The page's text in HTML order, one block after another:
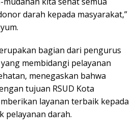
darah kepada masyarakat,”
bagian dari pengurus
membidangi pelayanan
menegaskan bahwa
tujuan RSUD Kota
layanan terbaik kepada
pelayanan darah.